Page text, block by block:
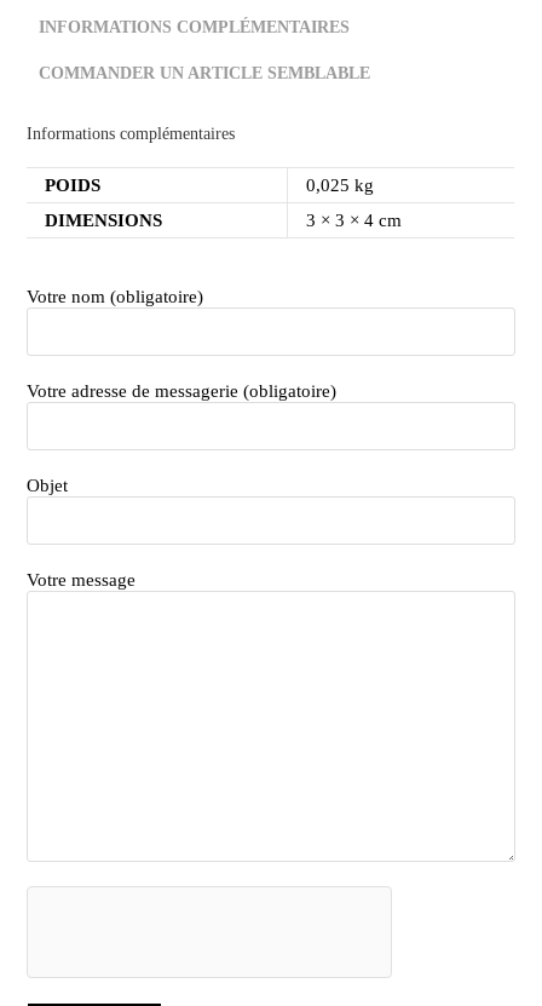
INFORMATIONS COMPLÉMENTAIRES
COMMANDER UN ARTICLE SEMBLABLE
Informations complémentaires
POIDS
0,025 kg
DIMENSIONS
3 × 3 × 4 cm
Votre nom (obligatoire)
Votre adresse de messagerie (obligatoire)
Objet
Votre message